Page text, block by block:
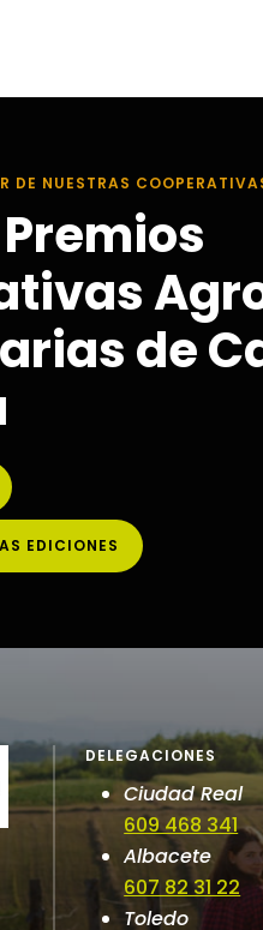
DE NUESTRAS
de
EDICIONES
DELEGACIONES
Ciudad Real
609 468 341
Albacete
607 82 31 22
Toledo